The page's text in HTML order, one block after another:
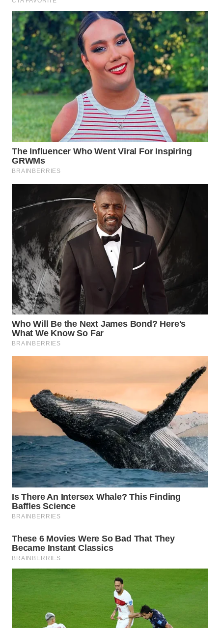
WN
SEMARANG
WN
SOLO
WN
BOROBUDUR
WN
MADURA
WN
SURABAYA
NATUNA
BINTAN
WN
MANDALIKA
WN
LIKUPANG
WN
Wahana
WAHANA
NEWS
WAHANA
TANI
ADVOKAT
WAHANA
INFRASTRUKTUR
KONSUMEN